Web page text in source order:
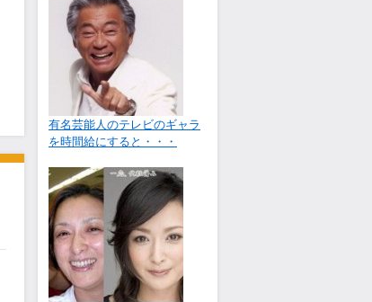
有名芸能人のテレビのギャラ
を時間給にすると・・・